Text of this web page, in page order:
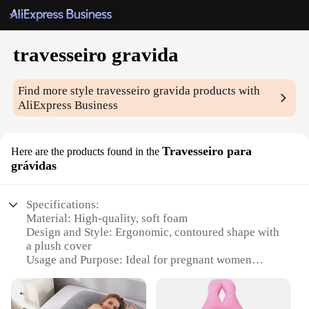
travesseiro gravida
Find more styletravesseiro gravida products with
AliExpress Business
Here are the products found in the Travesseiro para
grávidas
Specifications:
Material: High-quality, soft foam
Design and Style: Ergonomic, contoured shape with
a plush cover
Usage and Purpose: Ideal for pregnant women
Typical Adaptive Scenario: Perfect for use during
all three trimesters